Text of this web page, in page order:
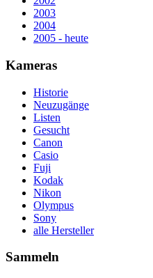
2003
2004
2005 - heute
Kameras
Historie
Neuzugänge
Listen
Gesucht
Canon
Casio
Fuji
Kodak
Nikon
Olympus
Sony
alle Hersteller
Sammeln